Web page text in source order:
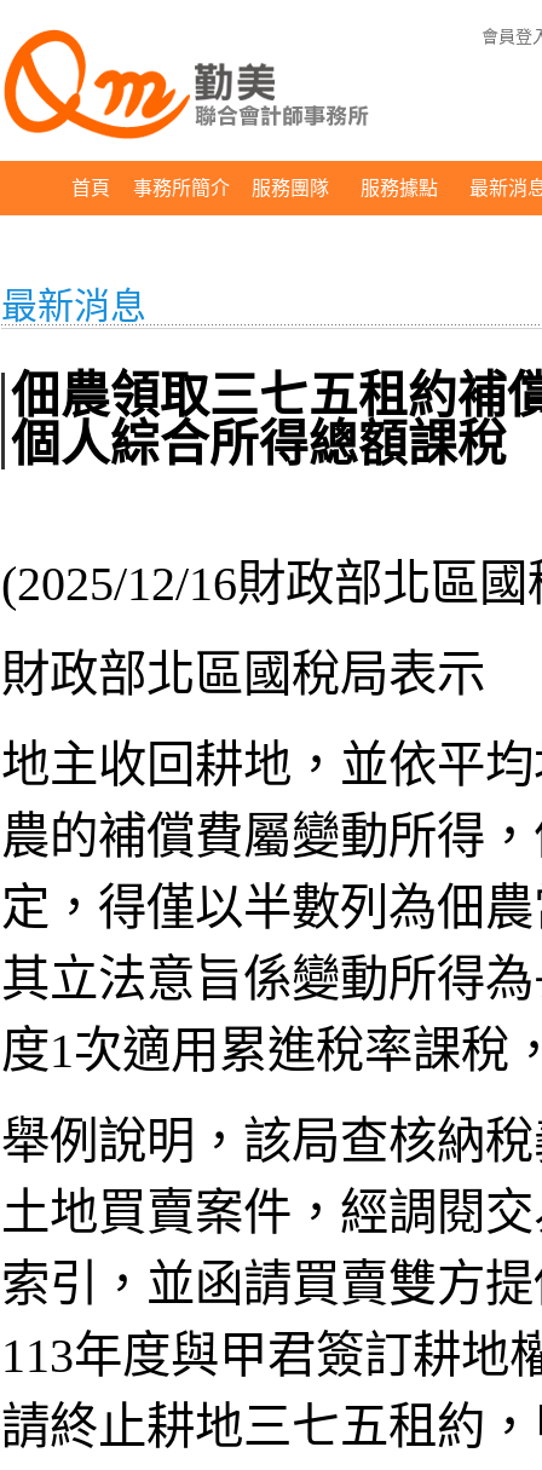
會員登
首頁 事務所簡介 服務團隊 服務據點 最新消
最新消息
佃農領取三七五租約補
個人綜合所得總額課稅
(2025/12/16財政部北區
財政部北區國稅局表示
地主收回耕地，並依平
農的補償費屬變動所得
定，得僅以半數列為佃
其立法意旨係變動所得
度1次適用累進稅率課稅
舉例說明，該局查核納
土地買賣案件，經調閱
索引，並函請買賣雙方
113年度與甲君簽訂耕地
請終止耕地三七五租約